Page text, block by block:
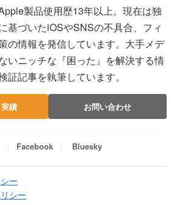
製品使用歴13年以上。現在は独
基づいたiOSやSNSの不具合、フィ
の情報を発信しています。大手メデ
いニッチな『困った』を解決する情
証記事を執筆しています。
績 お問い合わせ
Facebook Bluesky
ー
シー